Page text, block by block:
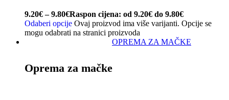
9.20€ – 9.80€Raspon cijena: od 9.20€ do 9.80€
Odaberi opcije Ovaj proizvod ima više varijanti. Opcije se
mogu odabrati na stranici proizvoda
OPREMA ZA MAČKE
Oprema za mačke